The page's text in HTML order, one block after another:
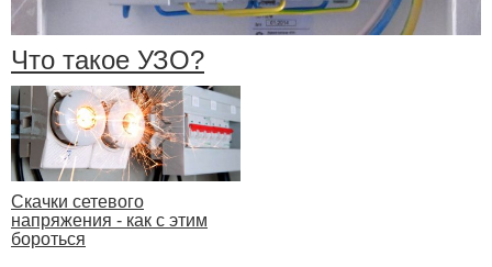
Что такое УЗО?
Скачки сетевого
напряжения - как с этим
бороться